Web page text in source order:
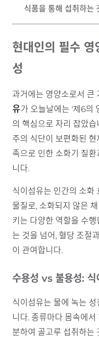
식품을 통해 섭취하는
현대인의 필수 영
성
과거에는 영양소로서 큰
유가 오늘날에는 '제6의
의 핵심으로 자리 잡았습
주의 식단이 보편화된
족으로 인한 소화기 질
니다.
식이섬유는 인간의 소화
물질로, 소화되지 않은
키는 다양한 역할을 수
는 것을 넘어, 혈당 조절
이 관여합니다.
수용성 vs 불용성: 식
식이섬유는 물에 녹는
니다. 종류마다 몸속에
분하여 골고루 섭취하는